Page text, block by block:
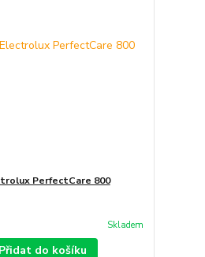
PerfectCare 800
Skladem
Přidat do košíku